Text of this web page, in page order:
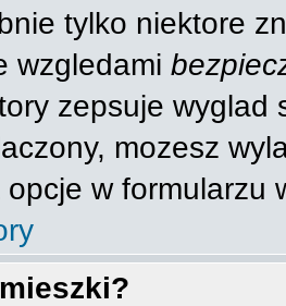
tylko niektore
wzgledami
zepsuje wyglad
mozesz
w formularzu